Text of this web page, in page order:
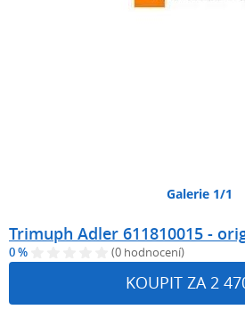
Galerie 1/1
Trimuph Adler 611810015 -
0 % (0 hodnocení)
KOUPIT ZA 2